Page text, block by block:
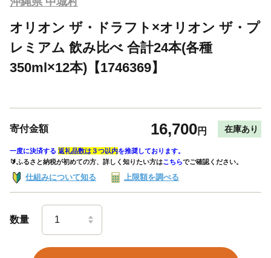
オリオン ザ・ドラフト×オリオン ザ・プ
レミアム 飲み比べ 合計24本(各種
350ml×12本)【1746369】
寄付金額 16,700円 在庫あり
一度に決済する 返礼品数は３つ以内を推奨しております。
🔰ふるさと納税が初めての方、詳しく知りたい方はこちらでご確認ください。
仕組みについて知る 上限額を調べる
数量